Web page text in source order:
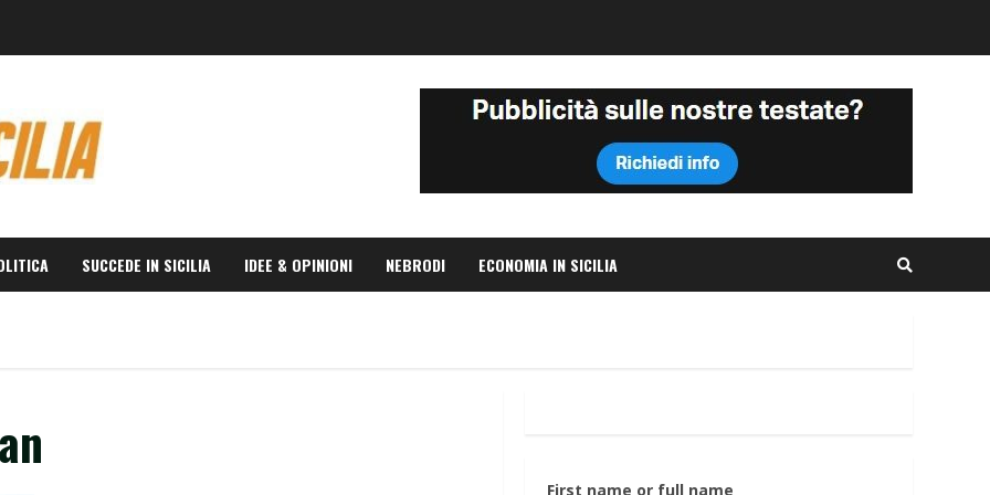
SUCCEDE IN SICILIA IDEE & OPINIONI NEBRODI ECONOMIA IN SICILIA
First name or full name